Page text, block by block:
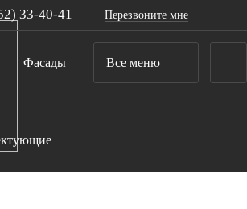
33-40-41 Перезвоните мне
Фасады Все меню